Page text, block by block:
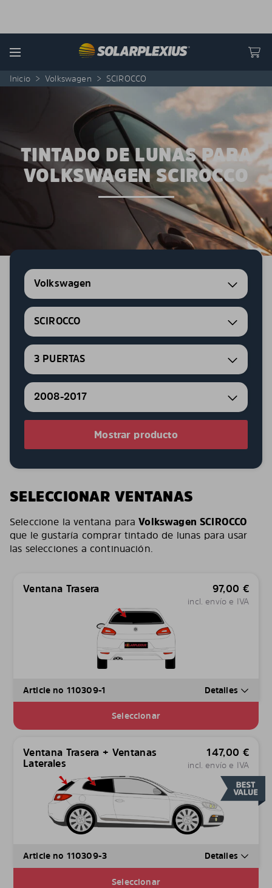
Menu
Inicio > Volkswagen > SCIROCCO
TINTADO DE LUNAS PARA
VOLKSWAGEN SCIROCCO
Volkswagen
SCIROCCO
3 PUERTAS
2008-2017
Mostrar producto
SELECCIONAR VENTANAS
Seleccione la ventana paraVolkswagen SCIROCCO
que le gustaría comprar tintado de lunas para usar
las selecciones a continuación.
Ventana Trasera 97,00 €
incl. envío e IVA
Article no 110309-1 Detalles
Seleccionar
Ventana Trasera + Ventanas
Laterales
147,00 €
incl. envío e IVA
Article no 110309-3 Detalles
Seleccionar